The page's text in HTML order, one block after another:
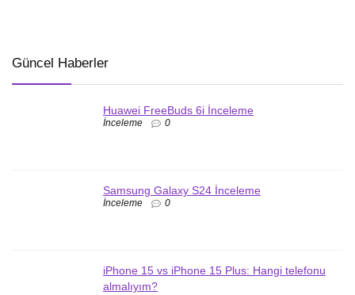
Güncel Haberler
Huawei FreeBuds 6i İnceleme
İnceleme 0
Samsung Galaxy S24 İnceleme
İnceleme 0
iPhone 15 vs iPhone 15 Plus: Hangi telefonu
almalıyım?